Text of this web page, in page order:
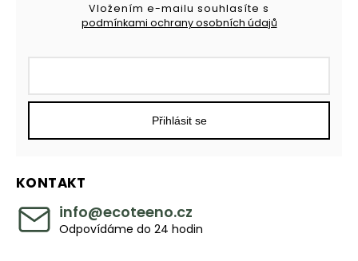
KONTAKT
info@ecoteeno.cz
Odpovídáme do 24 hodin
Vložením e-mailu souhlasíte s
podmínkami ochrany osobních údajů
Přihlásit se